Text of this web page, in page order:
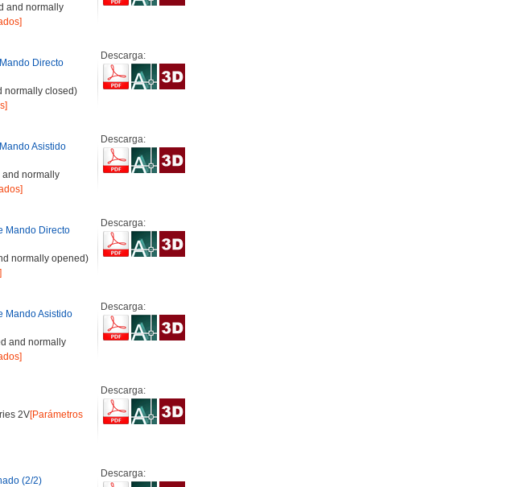
and normally
Directo
normally closed)
Descarga:
Asistido
and normally
Descarga:
Mando Directo
normally opened)
Descarga:
Mando Asistido
and normally
Descarga:
2V[Parámetros
Descarga:
(2/2)
Descarga: